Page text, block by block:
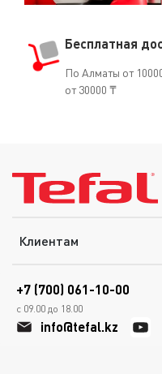
Бесплатная
По Алматы от
от 30000 ₸
Клиентам
+7 (700) 061-10-00
с 09.00 до 18.00
info@tefal.kz